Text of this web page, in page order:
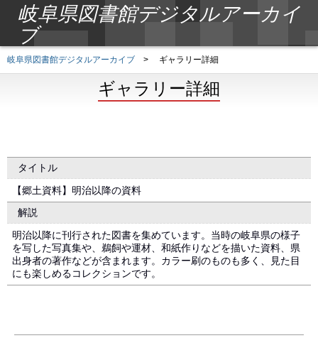
岐阜県図書館デジタルアーカイ
ブ
岐阜県図書館デジタルアーカイブ > ギャラリー詳細
ギャラリー詳細
タイトル
【郷土資料】明治以降の資料
解説
明治以降に刊行された図書を集めています。当時の岐阜県の様子
を写した写真集や、鵜飼や運材、和紙作りなどを描いた資料、県
出身者の著作などが含まれます。カラー刷のものも多く、見た目
にも楽しめるコレクションです。